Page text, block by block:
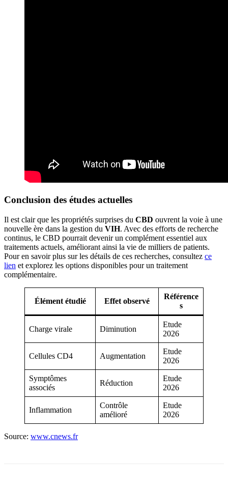
Conclusion des études actuelles
Il est clair que les propriétés surprises du CBD ouvrent la voie à une
nouvelle ère dans la gestion du VIH. Avec des efforts de recherche
continus, le CBD pourrait devenir un complément essentiel aux
traitements actuels, améliorant ainsi la vie de milliers de patients.
Pour en savoir plus sur les détails de ces recherches, consultez ce
lien et explorez les options disponibles pour un traitement
complémentaire.
Élément étudié Effet observé
Référence
s
Charge virale Diminution
Etude
2026
Cellules CD4 Augmentation
Etude
2026
Symptômes
associés
Réduction
Etude
2026
Inflammation
Contrôle
amélioré
Etude
2026
Source: www.cnews.fr